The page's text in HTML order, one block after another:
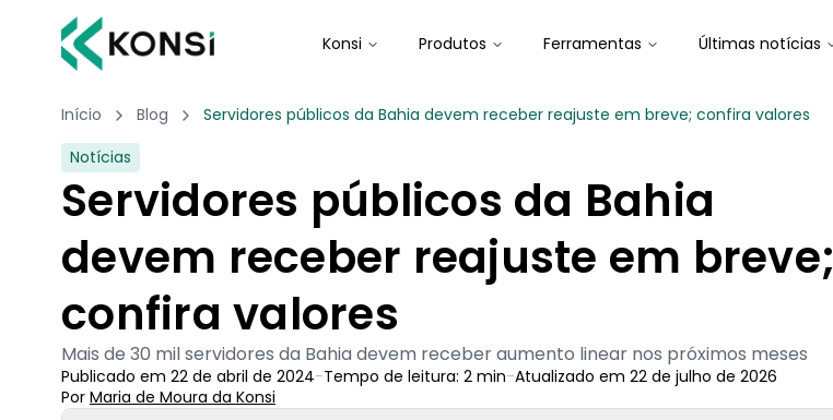
Konsi Produtos Ferramentas Últimas notícias
Início Blog
Servidores públicos da Bahia devem receber reajuste em breve; confira valores
Notícias
Servidores públicos da Bahia
devem receber reajuste em breve;
confira valores
Mais de 30 mil servidores da Bahia devem receber aumento linear nos próximos meses
Publicado em 22 de abril de 2024-Tempo de leitura: 2 min-Atualizado em 22 de julho de 2026
Por Maria de Moura da Konsi